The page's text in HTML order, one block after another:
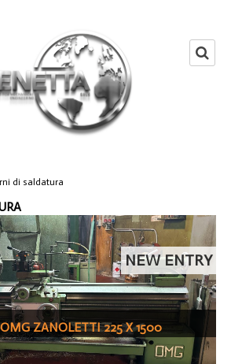
di saldatura
NEW ENTRY
ZANOLETTI 225 X 1500
_COD.34309>